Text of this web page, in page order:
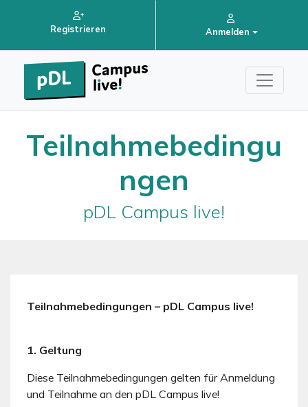
Registrieren Anmelden
Teilnahmebedingu
ngen
pDL Campus live!
Teilnahmebedingungen – pDL Campus live!
1. Geltung
Diese Teilnahmebedingungen gelten für Anmeldung
und Teilnahme an den pDL Campus live!